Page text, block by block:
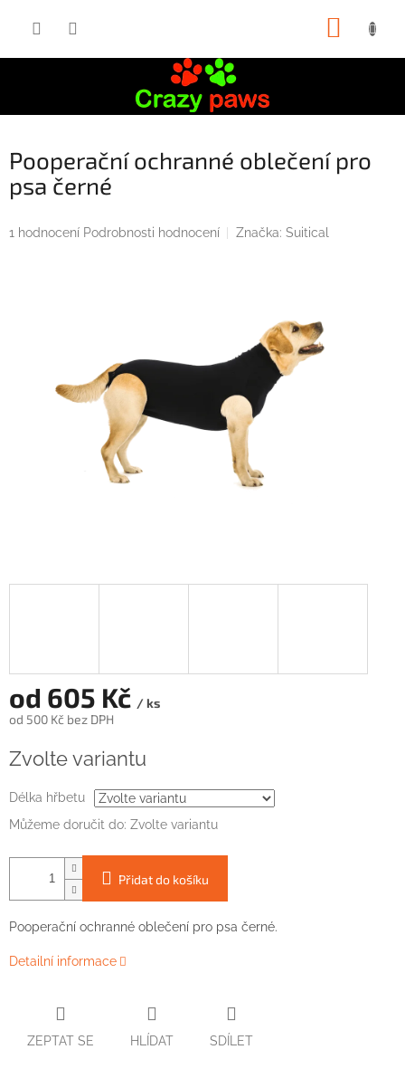
Pooperační ochranné oblečení pro
psa černé
Průměrné
1 hodnocení Podrobnosti hodnocení Značka: Suitical
od 605 Kč / ks
od 500 Kč bez DPH
cena:
Zvolte variantu
Délka hřbetu
Můžeme doručit do: Zvolte variantu
Přidat do košíku
Pooperační ochranné oblečení pro psa černé.
Detailní informace
ZEPTAT SE HLÍDAT SDÍLET